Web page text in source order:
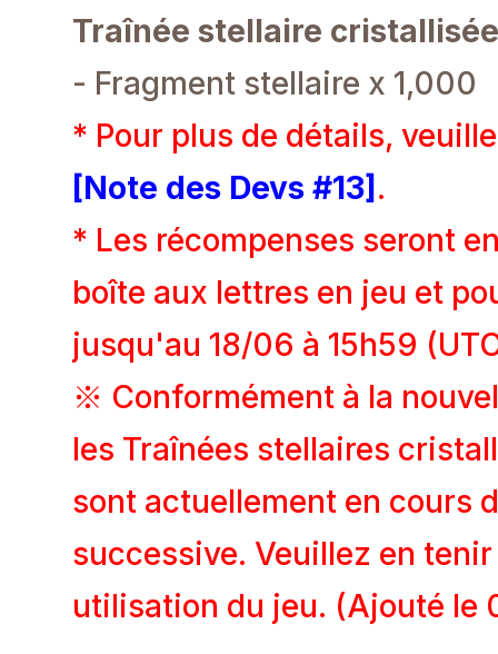
Traînée stellaire cristallisée
- Fragment stellaire x 1,000
* Pour plus de détails,
[Note des Devs #13] .
* Les récompenses seront
boîte aux lettres en jeu et
jusqu'au 18/06 à 15h59
※ Conformément à la
les Traînées stellaires
sont actuellement en cours
successive. Veuillez en
utilisation du jeu. (Ajouté le